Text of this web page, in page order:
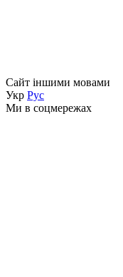
Сайт іншими мовами
Укр Рус
Ми в соцмережах